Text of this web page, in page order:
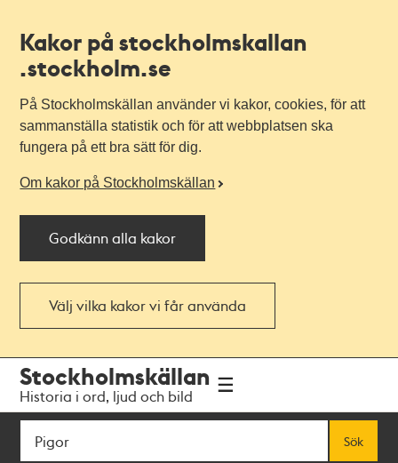
Kakor på stockholmskallan
.stockholm.se
På Stockholmskällan använder vi kakor, cookies, för att
sammanställa statistik och för att webbplatsen ska
fungera på ett bra sätt för dig.
Om kakor på Stockholmskällan
Godkänn alla kakor
Välj vilka kakor vi får använda
navigationen
huvudinnehållet
Stockholmskällan
Historia i ord, ljud och bild
Sök
Sök